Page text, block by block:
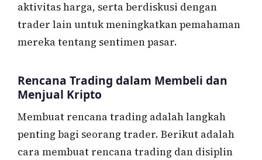
aktivitas harga, serta berdiskusi dengan
trader lain untuk meningkatkan pemahaman
mereka tentang sentimen pasar.
Rencana Trading dalam Membeli dan
Menjual Kripto
Membuat rencana trading adalah langkah
penting bagi seorang trader. Berikut adalah
cara membuat rencana trading dan disiplin